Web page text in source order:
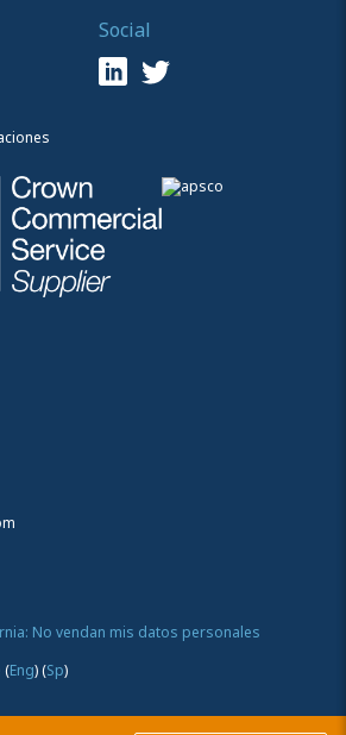
Social
No vendan mis datos personales
(Eng)(Sp)